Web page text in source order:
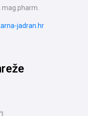
mag.pharm.
jadran.hr